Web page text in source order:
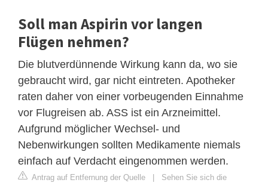
Soll man Aspirin vor langen
Flügen nehmen?
Die blutverdünnende Wirkung kann da, wo sie
gebraucht wird, gar nicht eintreten. Apotheker
raten daher von einer vorbeugenden Einnahme
vor Flugreisen ab. ASS ist ein Arzneimittel.
Aufgrund möglicher Wechsel- und
Nebenwirkungen sollten Medikamente niemals
einfach auf Verdacht eingenommen werden.
Antrag auf Entfernung der Quelle | Sehen Sie sich die